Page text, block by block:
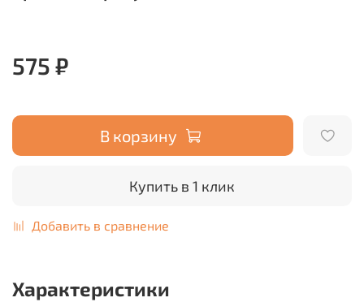
575 ₽
В корзину
Купить в 1 клик
Добавить в сравнение
Характеристики